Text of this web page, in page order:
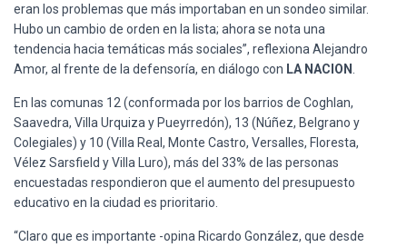
eran los problemas que más importaban en un sondeo similar.
Hubo un cambio de orden en la lista; ahora se nota una
tendencia hacia temáticas más sociales”, reflexiona Alejandro
Amor, al frente de la defensoría, en diálogo con LA NACION
En las comunas 12 (conformada por los barrios de Coghlan,
Saavedra, Villa Urquiza y Pueyrredón), 13 (Núñez, Belgrano y
Colegiales) y 10 (Villa Real, Monte Castro, Versalles, Floresta,
Vélez Sarsfield y Villa Luro), más del 33% de las personas
encuestadas respondieron que el aumento del presupuesto
educativo en la ciudad es prioritario.
“Claro que es importante -opina Ricardo González, que desde